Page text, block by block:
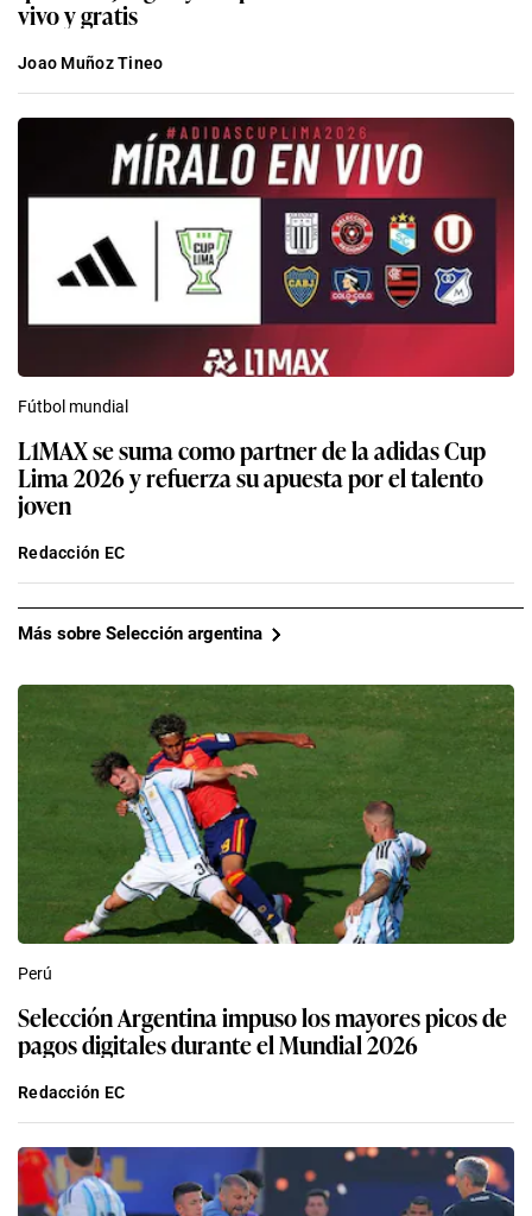
vivo y gratis
Joao Muñoz Tineo
Fútbol mundial
L1MAX se suma como partner de la adidas Cup
Lima 2026 y refuerza su apuesta por el talento
joven
Redacción EC
Más sobre Selección argentina
Perú
Selección Argentina impuso los mayores picos de
pagos digitales durante el Mundial 2026
Redacción EC